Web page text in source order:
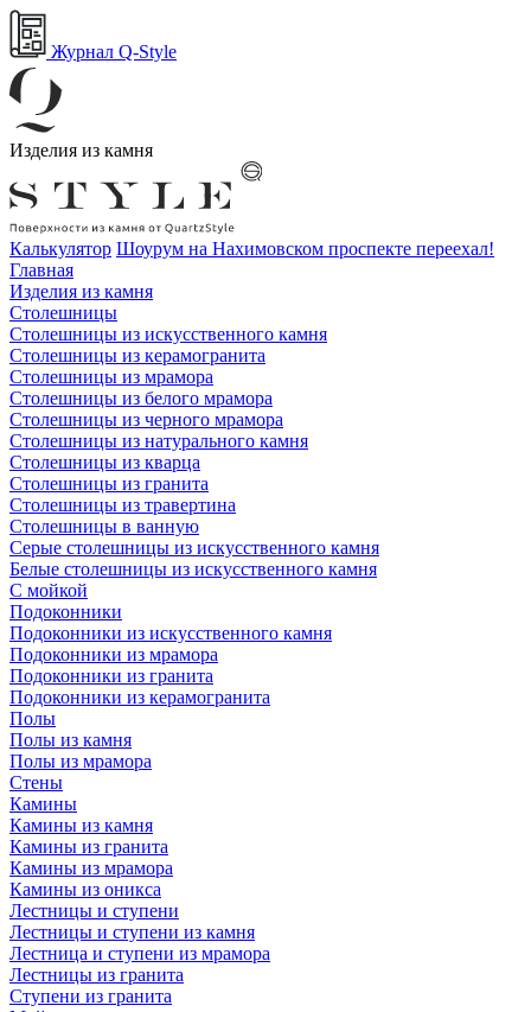
Журнал Q-Style
Изделия из камня
Калькулятор Шоурум на Нахимовском проспекте переехал!
Главная
Изделия из камня
Столешницы
Столешницы из искусственного камня
Столешницы из керамогранита
Столешницы из мрамора
Столешницы из белого мрамора
Столешницы из черного мрамора
Столешницы из натурального камня
Столешницы из кварца
Столешницы из гранита
Столешницы из травертина
Столешницы в ванную
Серые столешницы из искусственного камня
Белые столешницы из искусственного камня
С мойкой
Подоконники
Подоконники из искусственного камня
Подоконники из мрамора
Подоконники из гранита
Подоконники из керамогранита
Полы
Полы из камня
Полы из мрамора
Стены
Камины
Камины из камня
Камины из гранита
Камины из мрамора
Камины из оникса
Лестницы и ступени
Лестницы и ступени из камня
Лестница и ступени из мрамора
Лестницы из гранита
Ступени из гранита